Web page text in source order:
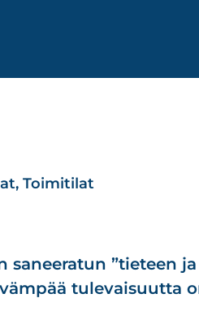
, Toimitilat
saneeratun ”tieteen
tulevaisuutta